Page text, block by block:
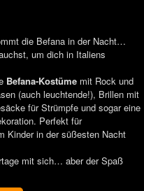
die Befana in der Nacht…
um dich in Italiens
Befana-Kostüme mit Rock und
(auch leuchtende!), Brillen mit
für Strümpfe und sogar eine
Perfekt für
Kinder in der süßesten Nacht
mit sich… aber der Spaß